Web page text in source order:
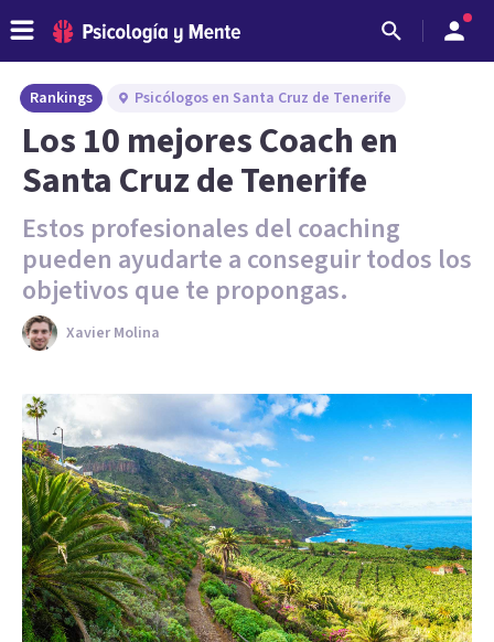
Rankings Psicólogos en Santa Cruz de Tenerife
Los 10 mejores Coach en
Santa Cruz de Tenerife
Estos profesionales del coaching
pueden ayudarte a conseguir todos los
objetivos que te propongas.
Xavier Molina